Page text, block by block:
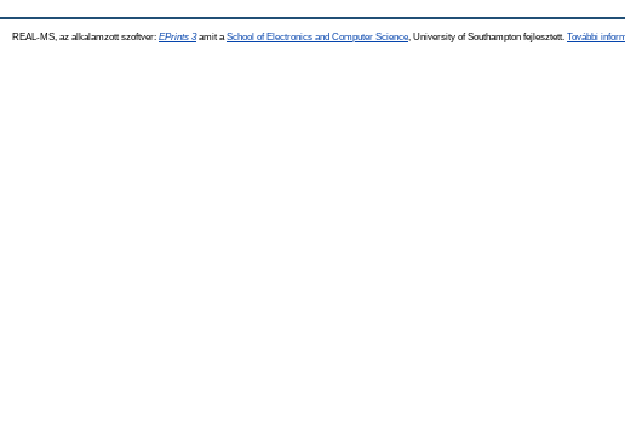
REAL-MS, az alkalamzott szoftver: EPrints 3amit a School of Electronics and Computer Science , University of Southampton fejlesztett. További